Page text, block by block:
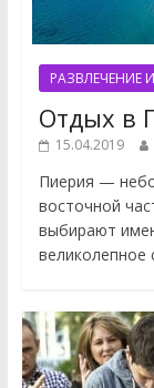
РАЗВЛЕЧЕНИЕ
Отдых в
15.04.2019
Пиерия —
восточной
выбирают
великолепное